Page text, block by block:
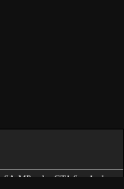
SA-MP, oder GTA San Andreas